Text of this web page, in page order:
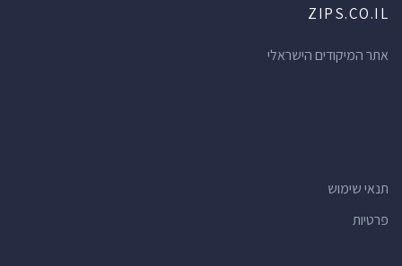
ZIPS.CO.IL
אתר המיקודים הישראלי
תנאי שימוש
פרטיות